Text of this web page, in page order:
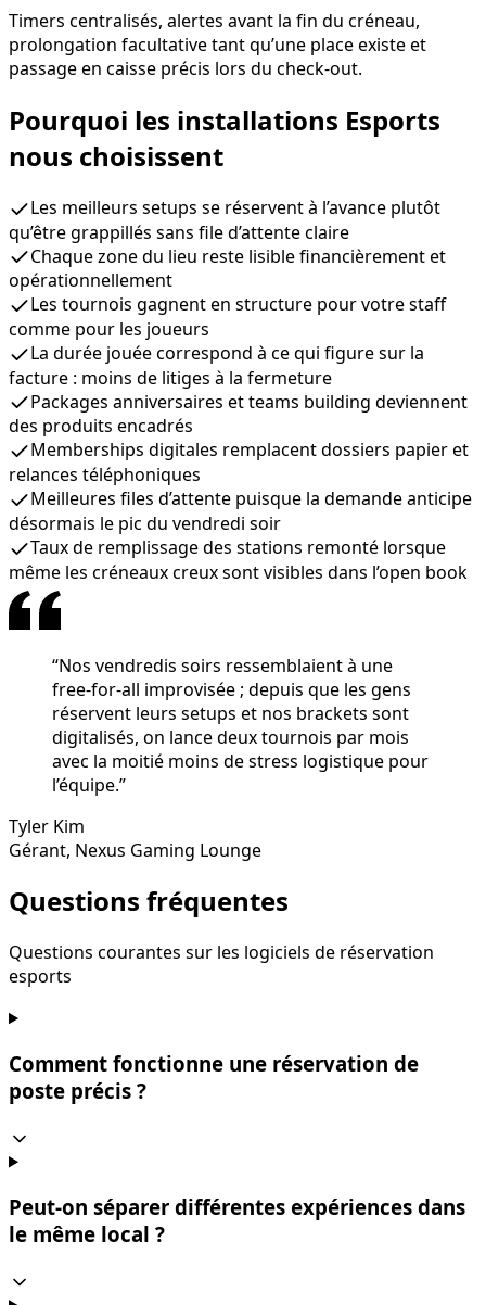
Timers centralisés, alertes avant la fin du créneau,
prolongation facultative tant qu’une place existe et
passage en caisse précis lors du check-out.
Pourquoi les installations Esports
nous choisissent
Les meilleurs setups se réservent à l’avance plutôt
qu’être grappillés sans file d’attente claire
Chaque zone du lieu reste lisible financièrement et
opérationnellement
Les tournois gagnent en structure pour votre staff
comme pour les joueurs
La durée jouée correspond à ce qui figure sur la
facture : moins de litiges à la fermeture
Packages anniversaires et teams building deviennent
des produits encadrés
Memberships digitales remplacent dossiers papier et
relances téléphoniques
Meilleures files d’attente puisque la demande anticipe
désormais le pic du vendredi soir
Taux de remplissage des stations remonté lorsque
même les créneaux creux sont visibles dans l’open book
“Nos vendredis soirs ressemblaient à une
free-for-all improvisée ; depuis que les gens
réservent leurs setups et nos brackets sont
digitalisés, on lance deux tournois par mois
avec la moitié moins de stress logistique pour
l’équipe.”
Tyler Kim
Gérant, Nexus Gaming Lounge
Questions fréquentes
Questions courantes sur les logiciels de réservation
esports
Comment fonctionne une réservation de
poste précis ?
Peut-on séparer différentes expériences dans
le même local ?